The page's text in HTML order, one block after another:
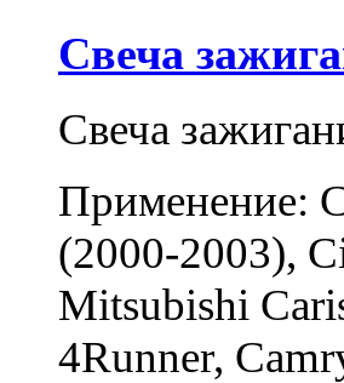
Свеча
Свеча
Применение:
(2000-2003),
Mitsubishi
4Runner,